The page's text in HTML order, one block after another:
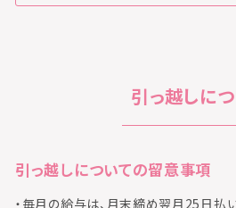
引っ越しに
引っ越しについての留意事項
・毎月の給与は、月末締め翌月25日払